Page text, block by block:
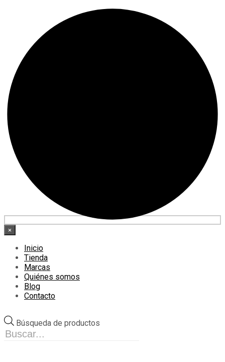
×
Inicio
Tienda
Marcas
Quiénes somos
Blog
Contacto
Búsqueda de productos